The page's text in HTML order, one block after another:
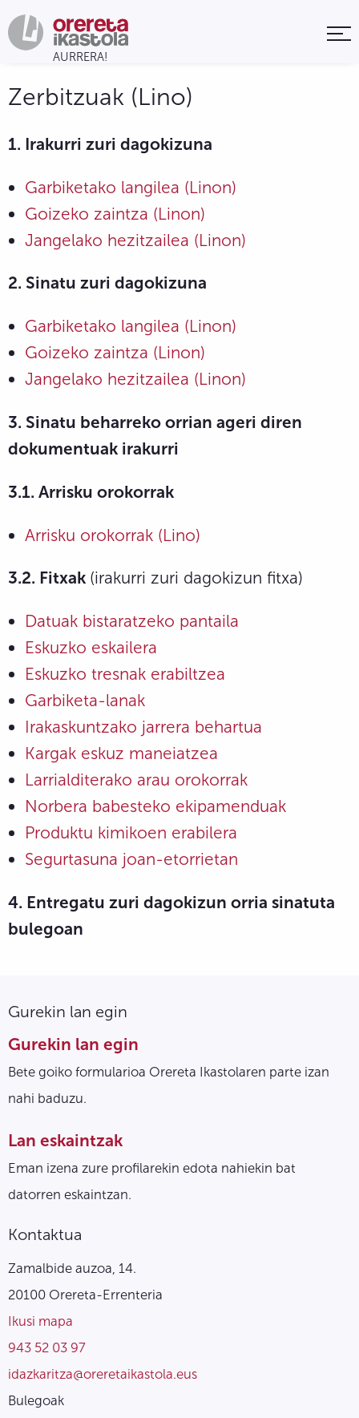
Zerbitzuak (Lino)
1. Irakurri zuri dagokizuna
Garbiketako langilea (Linon)
Goizeko zaintza (Linon)
Jangelako hezitzailea (Linon)
2. Sinatu zuri dagokizuna
Garbiketako langilea (Linon)
Goizeko zaintza (Linon)
Jangelako hezitzailea (Linon)
3. Sinatu beharreko orrian ageri diren
dokumentuak irakurri
3.1. Arrisku orokorrak
Arrisku orokorrak (Lino)
3.2. Fitxak (irakurri zuri dagokizun fitxa)
Datuak bistaratzeko pantaila
Eskuzko eskailera
Eskuzko tresnak erabiltzea
Garbiketa-lanak
Irakaskuntzako jarrera behartua
Kargak eskuz maneiatzea
Larrialditerako arau orokorrak
Norbera babesteko ekipamenduak
Produktu kimikoen erabilera
Segurtasuna joan-etorrietan
4. Entregatu zuri dagokizun orria sinatuta
bulegoan
Gurekin lan egin
Gurekin lan egin
Bete goiko formularioa Orereta Ikastolaren parte izan
nahi baduzu.
Lan eskaintzak
Eman izena zure profilarekin edota nahiekin bat
datorren eskaintzan.
Kontaktua
Zamalbide auzoa, 14.
20100 Orereta-Errenteria
Ikusi mapa
943 52 03 97
idazkaritza@oreretaikastola.eus
Bulegoak